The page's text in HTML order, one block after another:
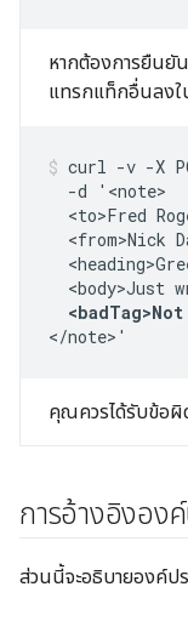
หากต้องการยืนยัน
แทรกแท็กอื่นลงใ
curl -v -X
  -d '<note>
<to>Fred
<from>Nick
<body>Just
</note>'
คุณควรได้รับข้อผิ
การอ้างอิงอง
ส่วนนี้จะอธิบายองค์ป